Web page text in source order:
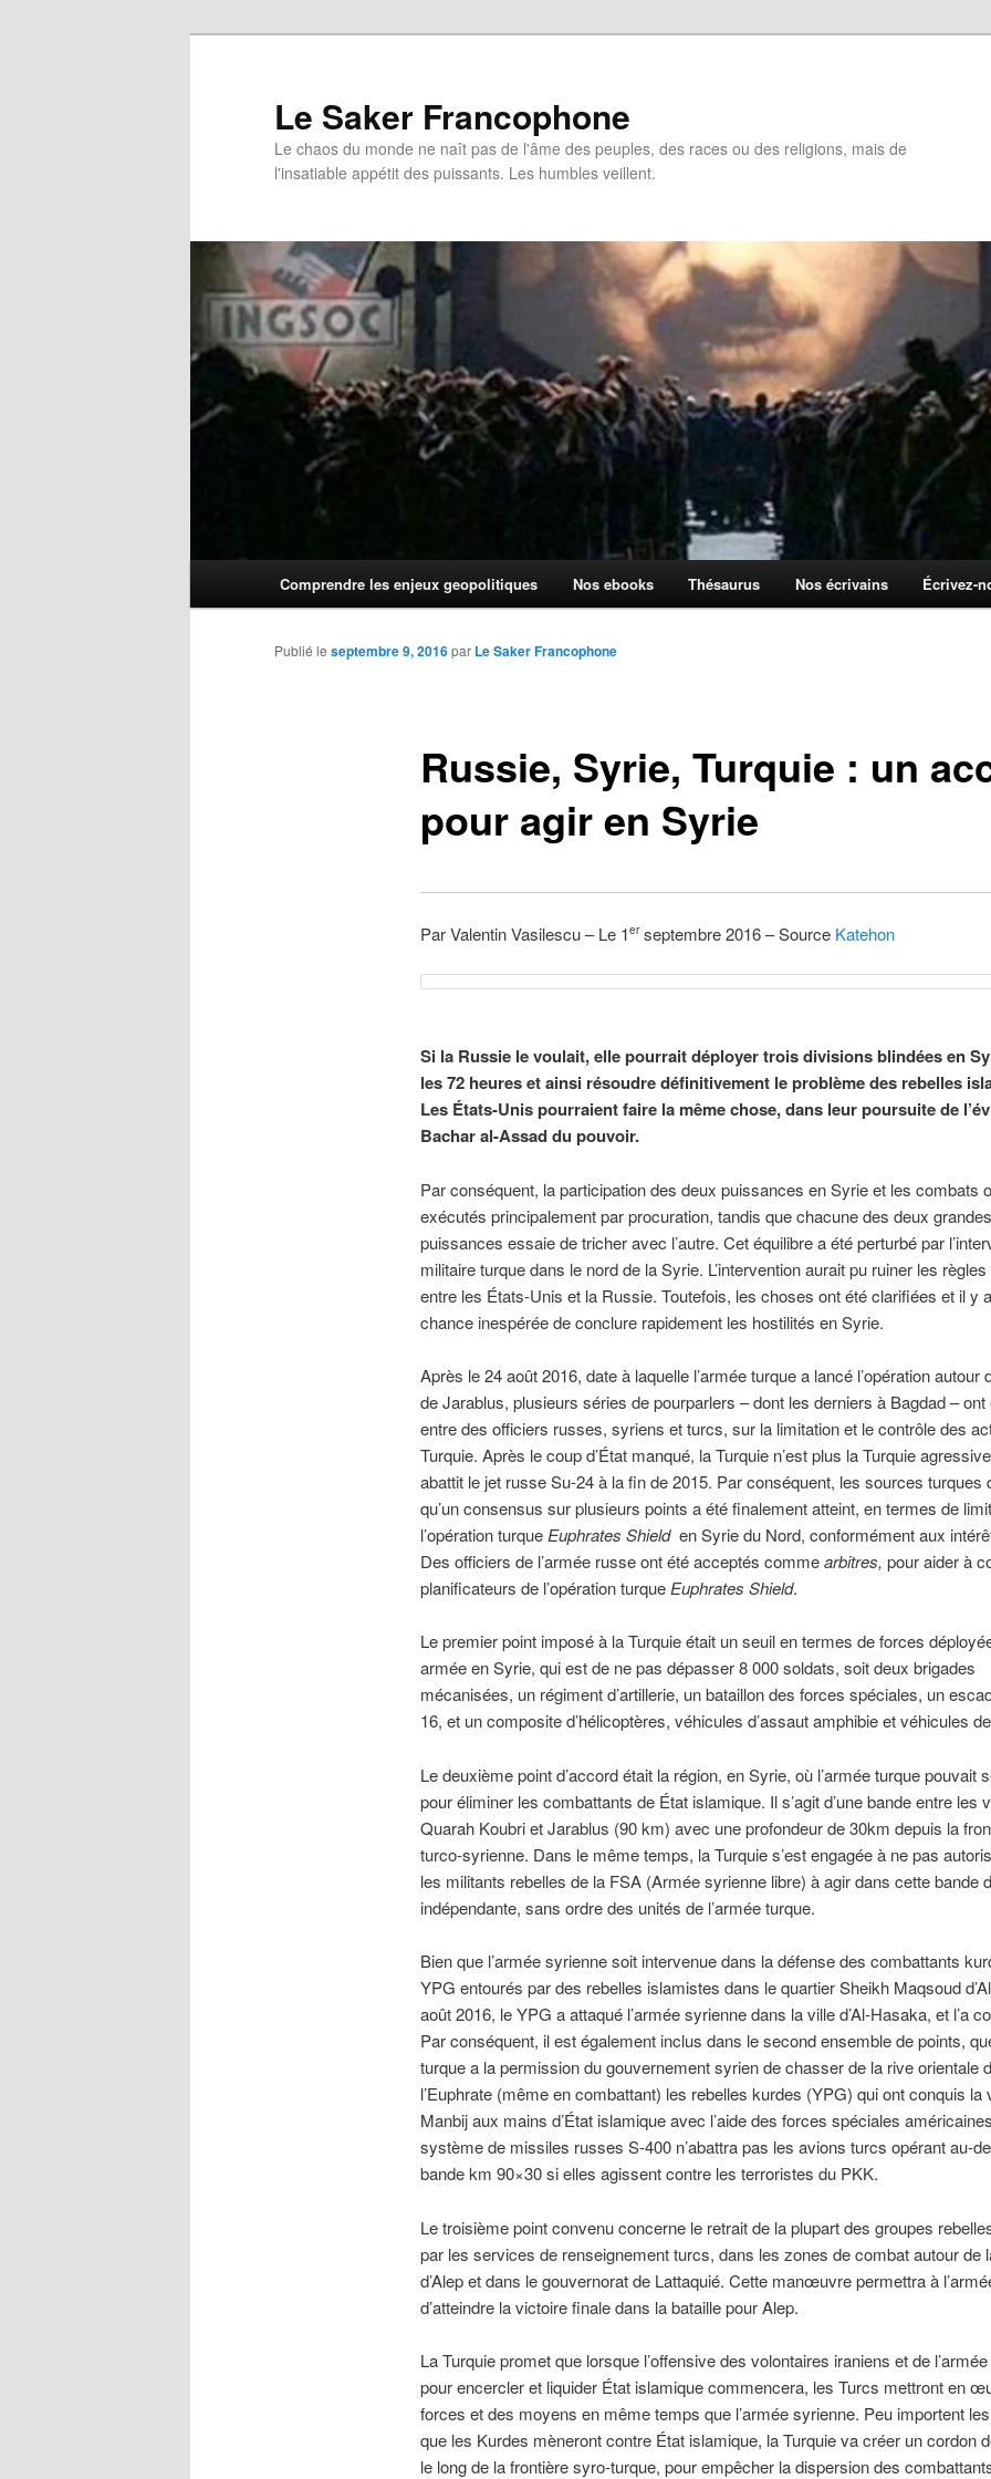
Le Saker Francophone
Le chaos du monde ne naît pas de l'âme des peuples, des races ou des religions, mais de
l'insatiable appétit des puissants. Les humbles veillent.
Comprendre les enjeux geopolitiques Nos ebooks Thésaurus Nos écrivains Écrivez-
Russie, Syrie, Turquie : un
pour agir en Syrie
Publié le septembre 9, 2016par Le Saker Francophone
Par Valentin Vasilescu – Le 1erseptembre 2016 – Source Katehon
Si la Russie le voulait, elle pourrait déployer trois divisions blindées en
les 72 heures et ainsi résoudre définitivement le problème des rebelles
Les États-Unis pourraient faire la même chose, dans leur poursuite de
Bachar al-Assad du pouvoir.
Par conséquent, la participation des deux puissances en Syrie et les combats
exécutés principalement par procuration, tandis que chacune des deux grandes
puissances essaie de tricher avec l’autre. Cet équilibre a été perturbé par
militaire turque dans le nord de la Syrie. L’intervention aurait pu ruiner les
entre les États-Unis et la Russie. Toutefois, les choses ont été clarifiées et il y
chance inespérée de conclure rapidement les hostilités en Syrie.
Après le 24 août 2016, date à laquelle l’armée turque a lancé l’opération autour
de Jarablus, plusieurs séries de pourparlers – dont les derniers à Bagdad – ont
entre des officiers russes, syriens et turcs, sur la limitation et le contrôle des
Turquie. Après le coup d’État manqué, la Turquie n’est plus la Turquie
abattit le jet russe Su-24 à la fin de 2015. Par conséquent, les sources turques
qu’un consensus sur plusieurs points a été finalement atteint, en termes de
l’opération turque Euphrates Shielden Syrie du Nord, conformément aux
Des officiers de l’armée russe ont été acceptés commearbitres, pour aider à
planificateurs de l’opération turque Euphrates Shield.
Le premier point imposé à la Turquie était un seuil en termes de forces
armée en Syrie, qui est de ne pas dépasser 8 000 soldats, soit deux brigades
mécanisées, un régiment d’artillerie, un bataillon des forces spéciales, un
16, et un composite d’hélicoptères, véhicules d’assaut amphibie et véhicules
Le deuxième point d’accord était la région, en Syrie, où l’armée turque pouvait
pour éliminer les combattants de État islamique. Il s’agit d’une bande entre les
Quarah Koubri et Jarablus (90 km) avec une profondeur de 30km depuis la
turco-syrienne. Dans le même temps, la Turquie s’est engagée à ne pas
les militants rebelles de la FSA (Armée syrienne libre) à agir dans cette bande
indépendante, sans ordre des unités de l’armée turque.
Bien que l’armée syrienne soit intervenue dans la défense des combattants
YPG entourés par des rebelles islamistes dans le quartier Sheikh Maqsoud
août 2016, le YPG a attaqué l’armée syrienne dans la ville d’Al-Hasaka, et l’a
Par conséquent, il est également inclus dans le second ensemble de points,
turque a la permission du gouvernement syrien de chasser de la rive orientale
l’Euphrate (même en combattant) les rebelles kurdes (YPG) qui ont conquis la
Manbij aux mains d’État islamique avec l’aide des forces spéciales
système de missiles russes S-400 n’abattra pas les avions turcs opérant au-
bande km 90×30 si elles agissent contre les terroristes du PKK.
Le troisième point convenu concerne le retrait de la plupart des groupes
par les services de renseignement turcs, dans les zones de combat autour de
d’Alep et dans le gouvernorat de Lattaquié. Cette manœuvre permettra à
d’atteindre la victoire finale dans la bataille pour Alep.
La Turquie promet que lorsque l’offensive des volontaires iraniens et de
pour encercler et liquider État islamique commencera, les Turcs mettront en
forces et des moyens en même temps que l’armée syrienne. Peu importent
que les Kurdes mèneront contre État islamique, la Turquie va créer un cordon
le long de la frontière syro-turque, pour empêcher la dispersion des